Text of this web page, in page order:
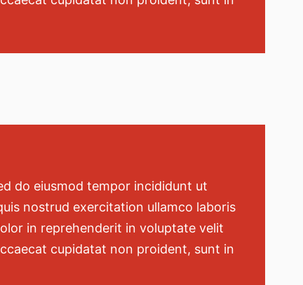
do eiusmod tempor incididunt ut
nostrud exercitation ullamco laboris
in reprehenderit in voluptate velit
cupidatat non proident, sunt in